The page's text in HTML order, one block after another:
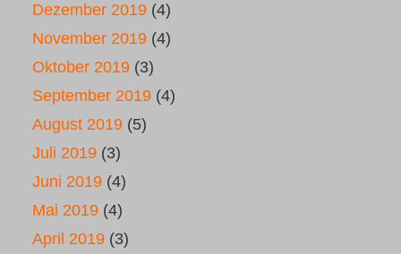
Dezember 2019 (4)
November 2019 (4)
Oktober 2019 (3)
September 2019 (4)
August 2019 (5)
Juli 2019 (3)
Juni 2019 (4)
Mai 2019 (4)
April 2019 (3)